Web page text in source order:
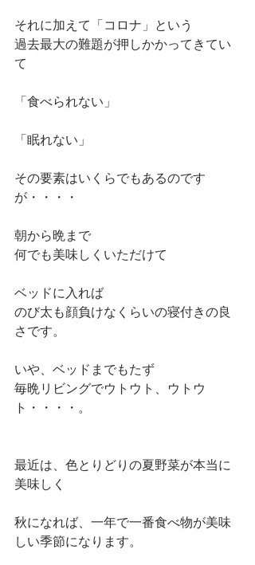
それに加えて「コロナ」という
過去最大の難題が押しかかってきてい
て
「食べられない」
「眠れない」
その要素はいくらでもあるのです
が・・・・
朝から晩まで
何でも美味しくいただけて
ベッドに入れば
のび太も顔負けなくらいの寝付きの良
さです。
いや、ベッドまでもたず
毎晩リビングでウトウト、ウトウ
ト・・・・。
最近は、色とりどりの夏野菜が本当に
美味しく
秋になれば、一年で一番食べ物が美味
しい季節になります。